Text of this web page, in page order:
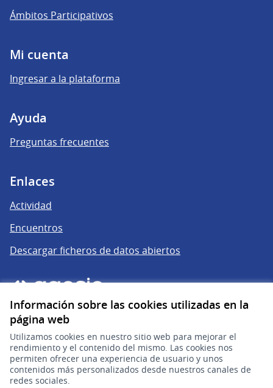
Información sobre las cookies utilizadas en la
página web
Utilizamos cookies en nuestro sitio web para mejorar el
rendimiento y el contenido del mismo. Las cookies nos
permiten ofrecer una experiencia de usuario y unos
contenidos más personalizados desde nuestros canales de
redes sociales.
Ámbitos Participativos
Mi cuenta
Ingresar a la plataforma
Ayuda
Preguntas frecuentes
Enlaces
Actividad
Encuentros
Descargar ficheros de datos abiertos
gub.uy
(Enlace externo)